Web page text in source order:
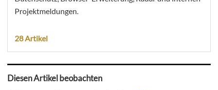
Projektmeldungen.
28 Artikel
Diesen Artikel beobachten